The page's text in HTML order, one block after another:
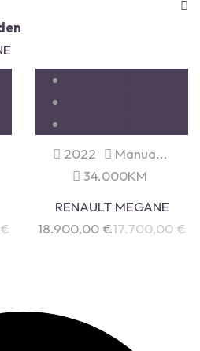
€
2022
Manua...
34.000KM
RENAULT MEGANE
18.900,00 €17.700,00 €